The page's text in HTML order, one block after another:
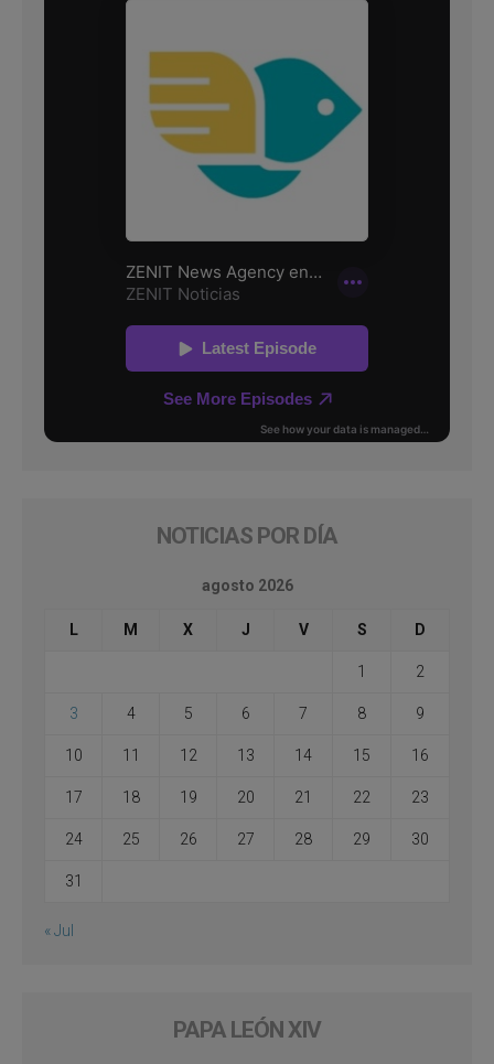
NOTICIAS POR DÍA
agosto 2026
L M X J V S D
1 2
3 4 5 6 7 8 9
10 11 12 13 14 15 16
17 18 19 20 21 22 23
24 25 26 27 28 29 30
31
« Jul
PAPA LEÓN XIV